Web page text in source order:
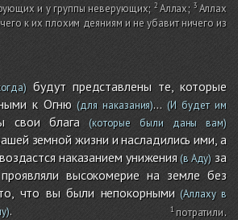
и у группы неверующих; Аллах;
Аллах
к их плохим деяниям и не убавит ничего из
будут представлены те, которые
к Огню (для наказания)...(И будет им
свои блага(которые были даны вам)
земной жизни и насладились ими, а
наказанием унижения(в Аду) за
высокомерие на земле без
что вы были непокорными(Аллаху в
. потратили.